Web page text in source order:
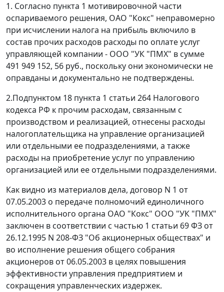
1. Согласно пункта 1 мотивировочной части
оспариваемого решения, ОАО "Кокс" неправомерно
при исчислении налога на прибыль включило в
состав прочих расходов расходы по оплате услуг
управляющей компании - ООО "УК "ПМХ" в сумме
491 949 152, 56 руб., поскольку они экономически не
оправданы и документально не подтверждены.
2.Подпунктом 18 пункта 1 статьи 264 Налогового
кодекса РФ к прочим расходам, связанным с
производством и реализацией, отнесены расходы
налогоплательщика на управление организацией
или отдельными ее подразделениями, а также
расходы на приобретение услуг по управлению
организацией или ее отдельными подразделениями.
Как видно из материалов дела, договор N 1 от
07.05.2003 о передаче полномочий единоличного
исполнительного органа ОАО "Кокс" ООО "УК "ПМХ"
заключен в соответствии с частью 1 статьи 69ФЗ от
26.12.1995 N 208-ФЗ "Об акционерных обществах" и
во исполнение решения общего собрания
акционеров от 06.05.2003 в целях повышения
эффективности управления предприятием и
сокращения управленческих издержек.